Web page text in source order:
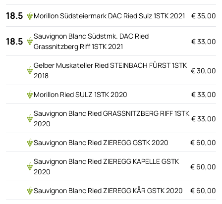
18.5 Morillon Südsteiermark DAC Ried Sulz 1STK 2021 € 35,00
18.5
Sauvignon Blanc Südstmk. DAC Ried
Grassnitzberg Riff 1STK 2021
€ 33,00
Gelber Muskateller Ried STEINBACH FÜRST 1STK
2018
€ 30,00
Morillon Ried SULZ 1STK 2020
€ 33,00
Sauvignon Blanc Ried GRASSNITZBERG RIFF 1STK
2020
€ 33,00
Sauvignon Blanc Ried ZIEREGG GSTK 2020
€ 60,00
Sauvignon Blanc Ried ZIEREGG KAPELLE GSTK
2020
€ 60,00
Sauvignon Blanc Ried ZIEREGG KÅR GSTK 2020
€ 60,00